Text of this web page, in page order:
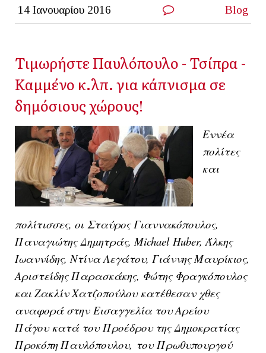
14 Ιανουαρίου 2016 Blog
Τιμωρήστε Παυλόπουλο - Τσίπρα -
Καμμένο κ.λπ. για κάπνισμα σε
δημόσιους χώρους!
Εννέα
πολίτες
και
πολίτισσες, οι Σταύρος Γιαννακόπουλος,
Παναγιώτης Δημητράς, Michael Huber, Άλκης
Ιωαννίδης, Ντίνα Λεγάτου, Γιάννης Μαυρίκιος,
Αριστείδης Παρασκάκης, Φώτης Φραγκόπουλος
και Ζακλίν Χατζοπούλου κατέθεσαν χθες
αναφορά στην Εισαγγελία του Αρείου
Πάγου κατά του Προέδρου της Δημοκρατίας
Προκόπη Παυλόπουλου, του Πρωθυπουργού